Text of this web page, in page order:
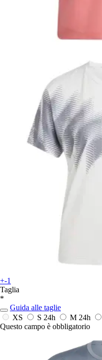
+-1
Taglia
*
Guida alle taglie
XS
S 24h M 24h
Questo campo è obbligatorio